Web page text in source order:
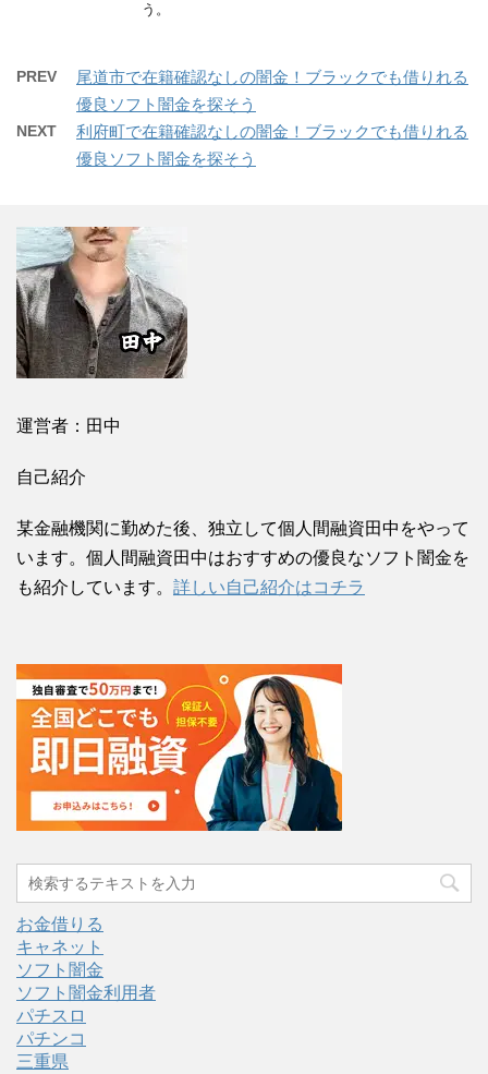
う。
PREV
尾道市で在籍確認なしの闇金！ブラックでも借りれる
優良ソフト闇金を探そう
NEXT
利府町で在籍確認なしの闇金！ブラックでも借りれる
優良ソフト闇金を探そう
運営者：田中
自己紹介
某金融機関に勤めた後、独立して個人間融資田中をやって
います。個人間融資田中はおすすめの優良なソフト闇金を
も紹介しています。 詳しい自己紹介はコチラ
お金借りる
キャネット
ソフト闇金
ソフト闇金利用者
パチスロ
パチンコ
三重県